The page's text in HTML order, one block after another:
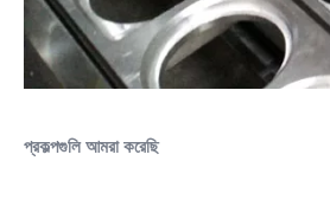
প্রকল্পগুলি আমরা করেছি